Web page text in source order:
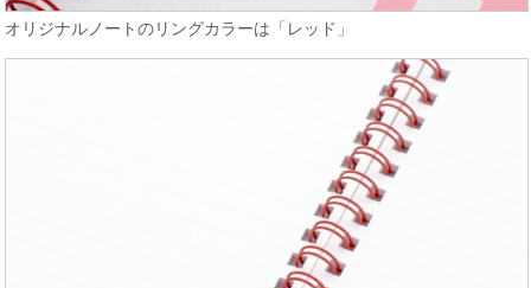
オリジナルノートのリングカラーは「レッド」